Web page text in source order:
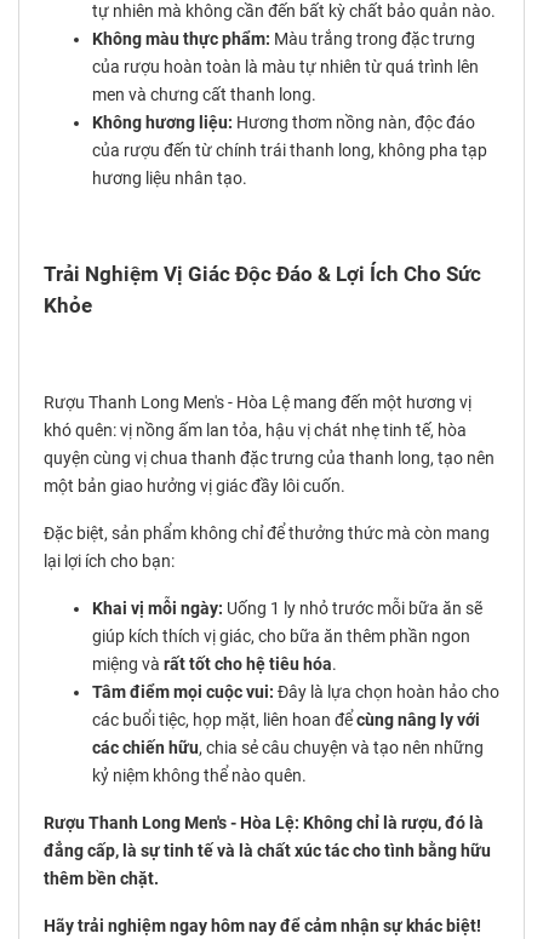
tự nhiên mà không cần đến bất kỳ chất bảo quản nào.
Không màu thực phẩm: Màu trắng trong đặc trưng
của rượu hoàn toàn là màu tự nhiên từ quá trình lên
men và chưng cất thanh long.
Không hương liệu: Hương thơm nồng nàn, độc đáo
của rượu đến từ chính trái thanh long, không pha tạp
hương liệu nhân tạo.
Trải Nghiệm Vị Giác Độc Đáo & Lợi Ích Cho Sức
Khỏe
Rượu Thanh Long Men's - Hòa Lệ mang đến một hương vị
khó quên: vị nồng ấm lan tỏa, hậu vị chát nhẹ tinh tế, hòa
quyện cùng vị chua thanh đặc trưng của thanh long, tạo nên
một bản giao hưởng vị giác đầy lôi cuốn.
Đặc biệt, sản phẩm không chỉ để thưởng thức mà còn mang
lại lợi ích cho bạn:
Khai vị mỗi ngày: Uống 1 ly nhỏ trước mỗi bữa ăn sẽ
giúp kích thích vị giác, cho bữa ăn thêm phần ngon
miệng và rất tốt cho hệ tiêu hóa.
Tâm điểm mọi cuộc vui: Đây là lựa chọn hoàn hảo cho
các buổi tiệc, họp mặt, liên hoan đểcùng nâng ly với
các chiến hữu, chia sẻ câu chuyện và tạo nên những
kỷ niệm không thể nào quên.
Rượu Thanh Long Men's - Hòa Lệ: Không chỉ là rượu, đó là
đẳng cấp, là sự tinh tế và là chất xúc tác cho tình bằng hữu
thêm bền chặt.
Hãy trải nghiệm ngay hôm nay để cảm nhận sự khác biệt!